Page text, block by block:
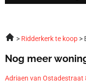
Ridderkerk te koop
Nog meer
Adriaen van Ostadestraat